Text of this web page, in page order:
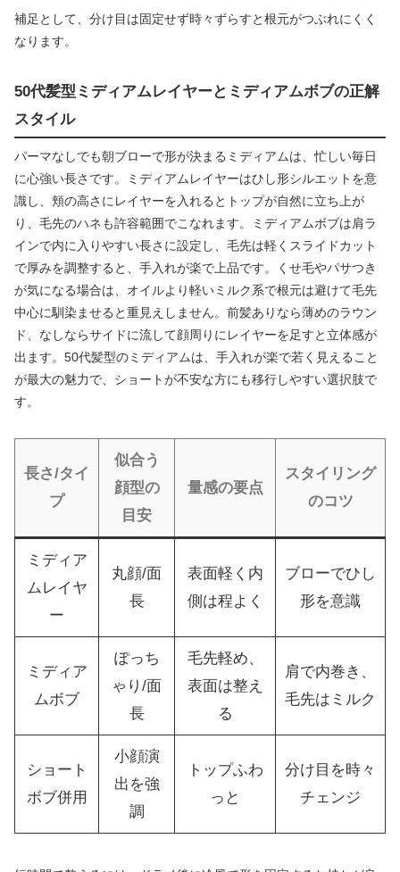
補足として、分け目は固定せず時々ずらすと根元がつぶれにくく
なります。
50代髪型ミディアムレイヤーとミディアムボブの正解
スタイル
パーマなしでも朝ブローで形が決まるミディアムは、忙しい毎日
に心強い長さです。ミディアムレイヤーはひし形シルエットを意
識し、頬の高さにレイヤーを入れるとトップが自然に立ち上が
り、毛先のハネも許容範囲でこなれます。ミディアムボブは肩ラ
インで内に入りやすい長さに設定し、毛先は軽くスライドカット
で厚みを調整すると、手入れが楽で上品です。くせ毛やパサつき
が気になる場合は、オイルより軽いミルク系で根元は避けて毛先
中心に馴染ませると重見えしません。前髪ありなら薄めのラウン
ド、なしならサイドに流して顔周りにレイヤーを足すと立体感が
出ます。50代髪型のミディアムは、手入れが楽で若く見えること
が最大の魅力で、ショートが不安な方にも移行しやすい選択肢で
す。
長さ/タイ
プ
似合う
顔型の
目安
量感の要点
スタイリング
のコツ
ミディア
ムレイヤ
ー
丸顔/面
長
表面軽く内
側は程よく
ブローでひし
形を意識
ミディア
ムボブ
ぽっち
ゃり/面
長
毛先軽め、
表面は整え
る
肩で内巻き、
毛先はミルク
ショート
ボブ併用
小顔演
出を強
調
トップふわ
っと
分け目を時々
チェンジ